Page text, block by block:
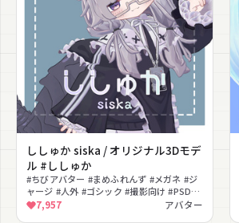
ししゅか siska / オリジナル3Dモデ
ル #ししゅか
#ちびアバター #まめふれんず #メガネ #ジ
ャージ #人外 #ゴシック #撮影向け #PSD付
き #セミロング
7,957 アバター